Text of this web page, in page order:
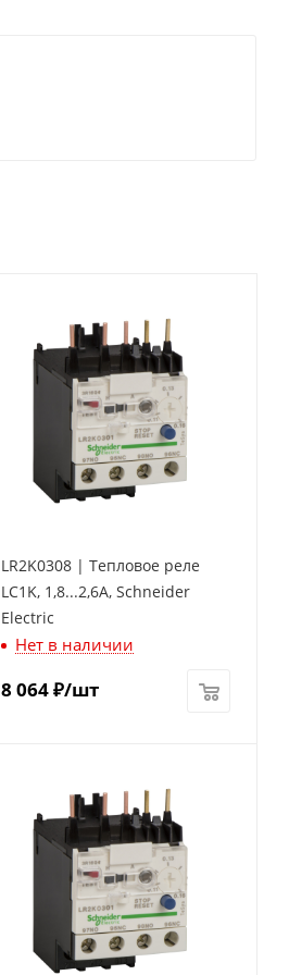
LR2K0308 | Тепловое реле
LC1K, 1,8...2,6A, Schneider
Electric
Нет в наличии
8 064₽/шт